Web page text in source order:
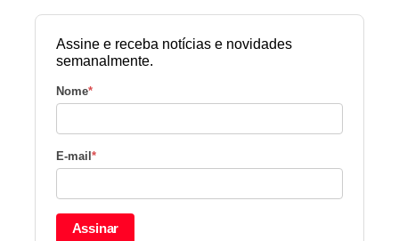
Assine e receba notícias e novidades
semanalmente.
Nome*
E-mail *
Assinar